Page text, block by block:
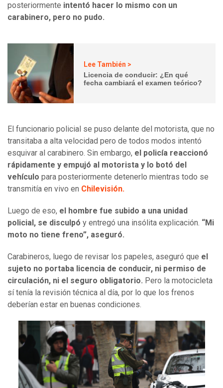
posteriormente intentó hacer lo mismo con un
carabinero, pero no pudo.
Lee También >
Licencia de conducir: ¿En qué
fecha cambiará el examen teórico?
El funcionario policial se puso delante del motorista, que no
transitaba a alta velocidad pero de todos modos intentó
esquivar al carabinero. Sin embargo, el policía reaccionó
rápidamente y empujó al motorista y lo botó del
vehículo para posteriormente detenerlo mientras todo se
transmitía en vivo en Chilevisión.
Luego de eso, el hombre fue subido a una unidad
policial, se disculpó y entregó una insólita explicación. “Mi
moto no tiene freno”, aseguró.
Carabineros, luego de revisar los papeles, aseguró que el
sujeto no portaba licencia de conducir, ni permiso de
circulación, ni el seguro obligatorio. Pero la motocicleta
sí tenía la revisión técnica al día, por lo que los frenos
deberían estar en buenas condiciones.